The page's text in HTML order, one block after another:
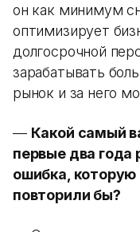
он как минимум
оптимизирует
долгосрочной
зарабатывать
рынок и за него
— Какой самый
первые два года
ошибка, которую
повторили бы?